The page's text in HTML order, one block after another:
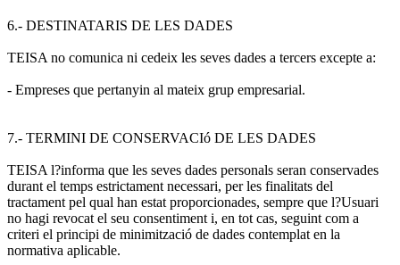
6.- DESTINATARIS DE LES DADES
TEISA no comunica ni cedeix les seves dades a tercers excepte a:
- Empreses que pertanyin al mateix grup empresarial.
7.- TERMINI DE CONSERVACIó DE LES DADES
TEISA l?informa que les seves dades personals seran conservades
durant el temps estrictament necessari, per les finalitats del
tractament pel qual han estat proporcionades, sempre que l?Usuari
no hagi revocat el seu consentiment i, en tot cas, seguint com a
criteri el principi de minimització de dades contemplat en la
normativa aplicable.